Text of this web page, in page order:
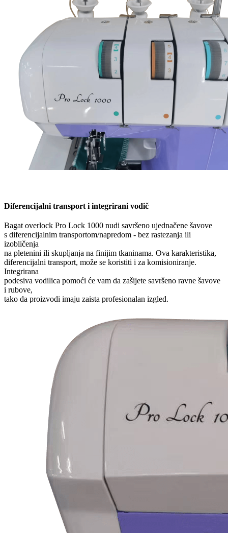
Diferencijalni transport i integrirani vodič
Bagat overlock Pro Lock 1000 nudi savršeno ujednačene šavove
s diferencijalnim transportom/napredom - bez rastezanja ili
izobličenja
na pletenini ili skupljanja na finijim tkaninama. Ova karakteristika,
diferencijalni transport, može se koristiti i za komisioniranje.
Integrirana
podesiva vodilica pomoći će vam da zašijete savršeno ravne šavove
i rubove,
tako da proizvodi imaju zaista profesionalan izgled.